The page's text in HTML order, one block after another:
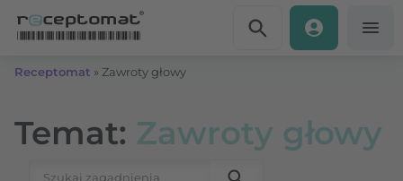
Receptomat » Zawroty głowy
Temat: Zawroty głowy
Szukaj: